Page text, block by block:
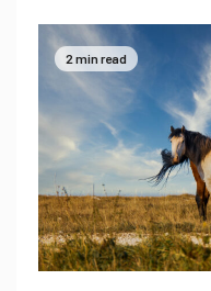
2 min read